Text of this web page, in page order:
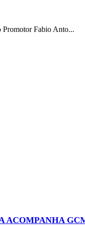
Promotor Fabio Anto...